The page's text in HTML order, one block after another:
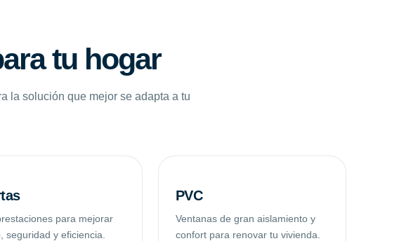
tu hogar
la solución que mejor se adapta a tu
para mejorar
seguridad y eficiencia.
PVC
Ventanas de gran aislamiento y
confort para renovar tu vivienda.